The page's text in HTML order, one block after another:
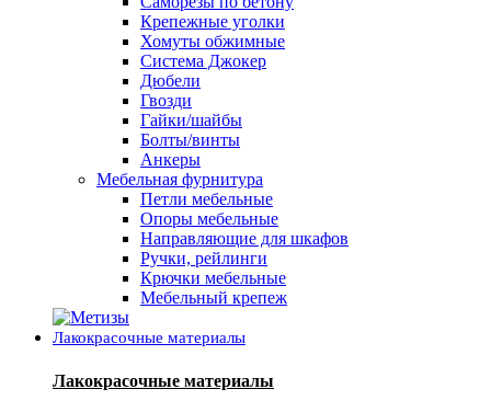
Крепежные уголки
Хомуты обжимные
Система Джокер
Дюбели
Гвозди
Гайки/шайбы
Болты/винты
Анкеры
Мебельная фурнитура
Петли мебельные
Опоры мебельные
Направляющие для шкафов
Ручки, рейлинги
Крючки мебельные
Мебельный крепеж
Лакокрасочные материалы
Лакокрасочные материалы